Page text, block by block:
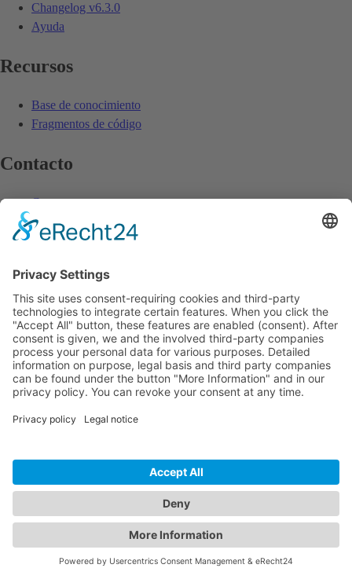
Changelog v6.3.0
Ayuda
Recursos
Base de conocimiento
Fragmentos de código
Contacto
Contacto
Enviar feedback